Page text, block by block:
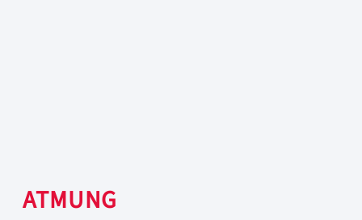
ATMUNG